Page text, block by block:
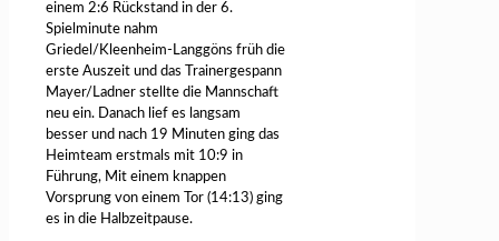
einem 2:6 Rückstand in der 6.
Spielminute nahm
Griedel/Kleenheim-Langgöns früh die
erste Auszeit und das Trainergespann
Mayer/Ladner stellte die Mannschaft
neu ein. Danach lief es langsam
besser und nach 19 Minuten ging das
Heimteam erstmals mit 10:9 in
Führung, Mit einem knappen
Vorsprung von einem Tor (14:13) ging
es in die Halbzeitpause.